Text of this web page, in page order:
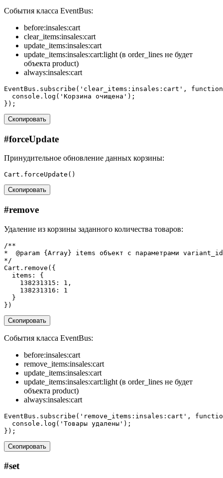
События класса EventBus:
before:insales:cart
clear_items:insales:cart
update_items:insales:cart
update_items:insales:cart:light (в order_lines не будет
объекта product)
always:insales:cart
EventBus . subscribe ( 'clear_items:insales:cart' ,
function
console . log ( 'Корзина очищена' );
});
Скопировать
#forceUpdate
Принудительное обновление данных корзины:
Cart . forceUpdate ()
Скопировать
#remove
Удаление из корзины заданного количества товаров:
/**
*  @param {Array} items объект с параметрами
*/
Cart . remove ({
items :
{
138231315 : 1 ,
138231316 :
1
}
})
Скопировать
События класса EventBus:
before:insales:cart
remove_items:insales:cart
update_items:insales:cart
update_items:insales:cart:light (в order_lines не будет
объекта product)
always:insales:cart
EventBus . subscribe ( 'remove_items:insales:cart' ,
console . log ( 'Товары удалены' );
});
Скопировать
#set